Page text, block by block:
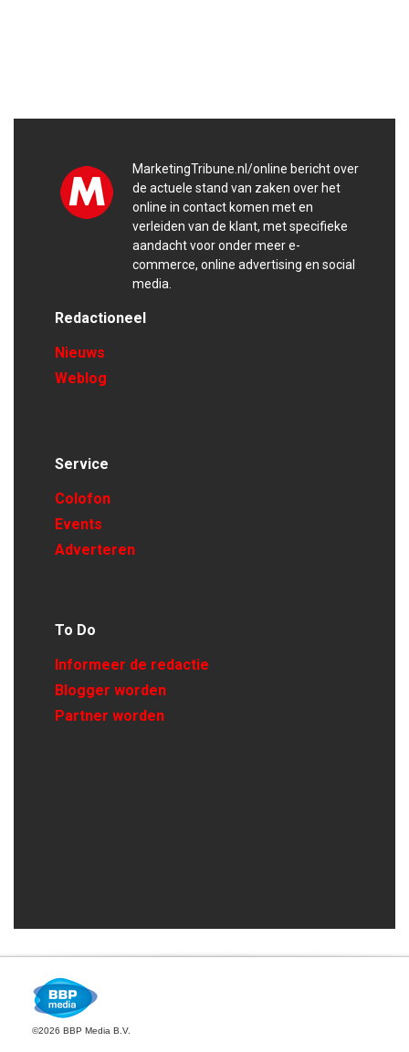
MarketingTribune.nl/online bericht over
de actuele stand van zaken over het
online in contact komen met en
verleiden van de klant, met specifieke
aandacht voor onder meer e-
commerce, online advertising en social
media.
Redactioneel
Nieuws
Weblog
Service
Colofon
Events
Adverteren
To Do
Informeer de redactie
Blogger worden
Partner worden
©2026 BBP Media B.V.